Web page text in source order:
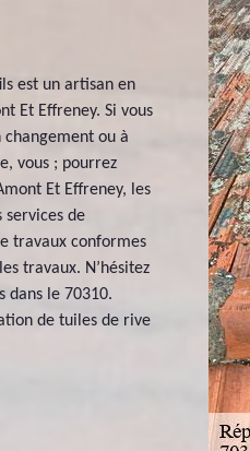
est un artisan en
Et Effreney. Si vous
ou à
vous ; pourrez
Et Effreney, les
services de
travaux conformes
travaux. N’hésitez
dans le 70310.
de tuiles de rive